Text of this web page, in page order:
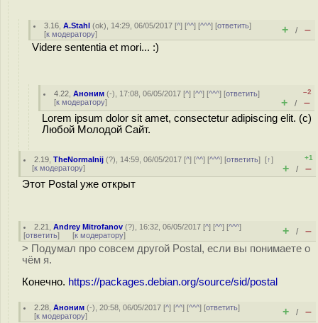
3.16 ,A.Stahl (ok), 14:29, 06/05/2017 [^] [^^] [^^^] [ответить]
[к модератору] + / –
Videre sententia et mori... :)
4.22 ,Аноним (-), 17:08, 06/05/2017 [^] [^^] [^^^] [ответить]
[к модератору]
–2
+ / –
Lorem ipsum dolor sit amet, consectetur adipiscing elit. (c)
Любой Молодой Сайт.
2.19 ,TheNormalnij (?), 14:59, 06/05/2017 [^] [^^] [^^^] [ответить][↑]
[к модератору]
+1
+ / –
Этот Postal уже открыт
2.21 ,Andrey Mitrofanov (?), 16:32, 06/05/2017 [^] [^^] [^^^]
[ответить] [к модератору] + / –
> Подумал про совсем другой Postal, если вы понимаете о
чём я.
Конечно. https://packages.debian.org/source/sid/postal
2.28 ,Аноним (-), 20:58, 06/05/2017 [^] [^^] [^^^] [ответить]
[к модератору] + / –